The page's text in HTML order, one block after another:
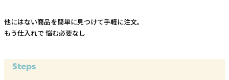
他にはない商品を簡単に見つけて手軽に注文。
もう仕入れで 悩む必要なし
Steps